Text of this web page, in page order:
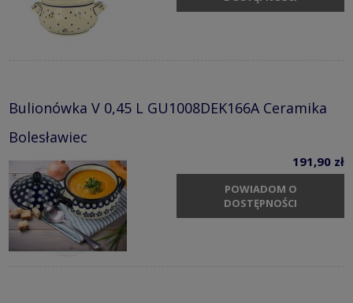
Bulionówka V 0,45 L GU1008DEK166A Ceramika
Bolesławiec
191,90 zł
POWIADOM O
DOSTĘPNOŚCI